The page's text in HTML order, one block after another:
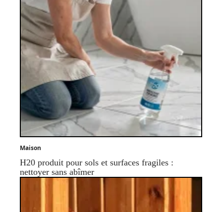
Maison
H20 produit pour sols et surfaces fragiles :
nettoyer sans abîmer